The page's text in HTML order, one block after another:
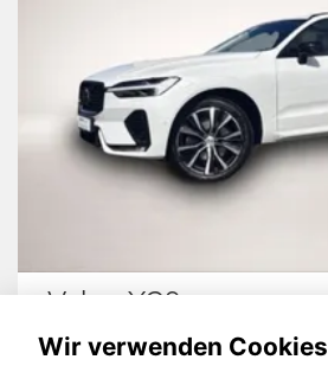
Volvo XC60
Wir verwenden Cookies